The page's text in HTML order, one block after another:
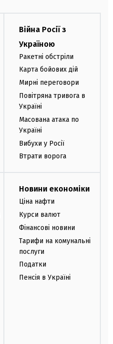
Війна Росії з
Україною
Ракетні обстріли
Карта бойових дій
Мирні переговори
Повітряна тривога в
Україні
Масована атака по
Україні
Вибухи у Росії
Втрати ворога
Новини економіки
Ціна нафти
Курси валют
Фінансові новини
Тарифи на комунальні
послуги
Податки
Пенсія в Україні